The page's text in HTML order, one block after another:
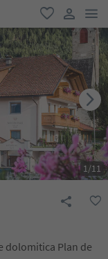
favoriti
user link
1/11
dolomitica Plan de